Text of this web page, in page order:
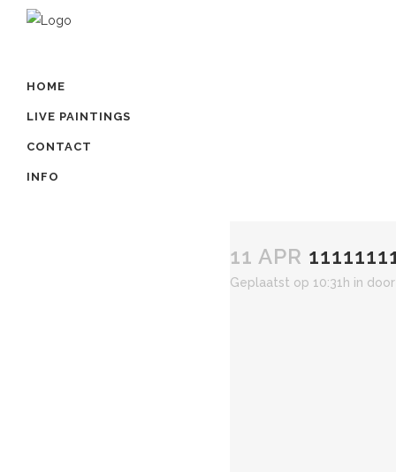
HOME
LIVE PAINTINGS
CONTACT
INFO
11 APR
Geplaatst op 10:31h in